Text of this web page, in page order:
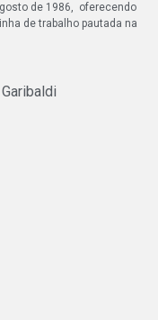
de 1986, oferecendo
de trabalho pautada na